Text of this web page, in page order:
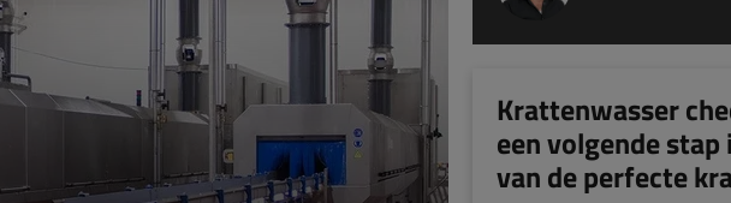
Krattenwasser
een volgende
van de perfecte